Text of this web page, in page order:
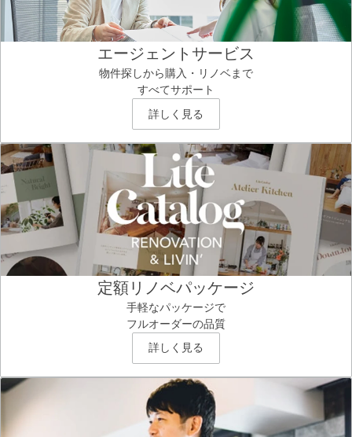
エージェントサービス
物件探しから購入・リノベまで
すべてサポート
詳しく見る
定額リノベパッケージ
手軽なパッケージで
フルオーダーの品質
詳しく見る